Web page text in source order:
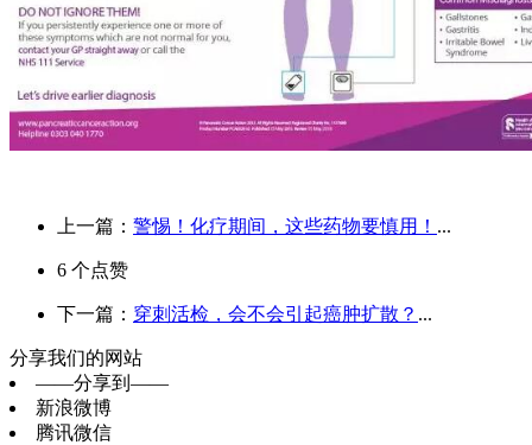
上一篇： 警惕！化疗期间，这些药物要慎用！ ...
6 个点赞
下一篇： 穿刺活检，会不会引起癌肿扩散？ ...
分享我们的网站
——分享到——
新浪微博
腾讯微信